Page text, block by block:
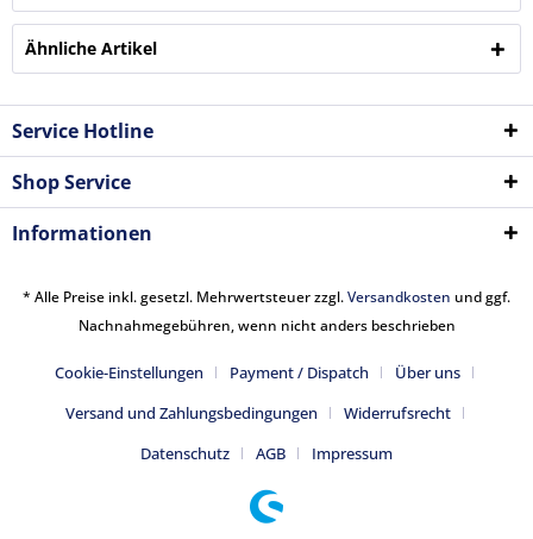
Ähnliche Artikel
Service Hotline
Shop Service
Informationen
* Alle Preise inkl. gesetzl. Mehrwertsteuer zzgl.Versandkosten und ggf.
Nachnahmegebühren, wenn nicht anders beschrieben
Cookie-Einstellungen Payment / Dispatch
Über uns
Versand und Zahlungsbedingungen
Widerrufsrecht
Datenschutz
AGB Impressum